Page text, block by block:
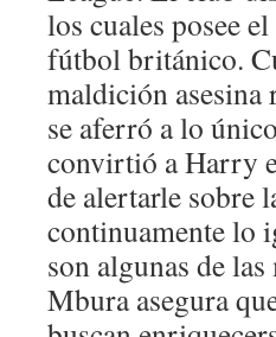
los cuales posee
fútbol británico.
maldición asesina
se aferró a lo
convirtió a Harry
de alertarle sobre
continuamente lo
son algunas de
Mbura asegura